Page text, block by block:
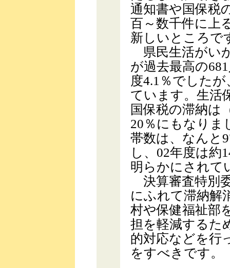
通知書や国保税
百～数千件に上
新しいところで
県民生活がい
が過去最高の
度4.1％でした
ています。生活
国保税の滞納は
20％にもなりま
帯数は、なんと
し、02年度は約
明らかにされて
決算審査特別
にふれて滞納解
村や保健福祉部
担を軽減するた
的対応などを行
をすべきです。